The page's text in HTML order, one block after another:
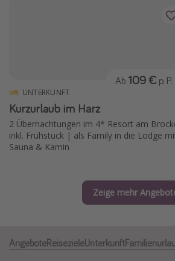
Gozo Urlaub
Normandie Urlaub
Goa Urlaub
St. Lucia Urlaub
Japan Rundreise
UNTERKUNFT
Kurzurlaub im Harz
2 Übernachtungen im 4* Resort am
inkl. Frühstück | als Family in die Lodge
Sauna & Kamin
Ab 109 € p. P.
Zeige mehr
AngeboteReisezieleUnterkunft